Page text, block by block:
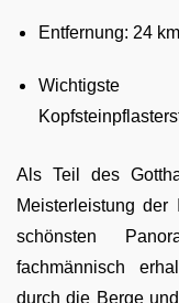
Entfernung: 24 km
Als Teil des
Meisterleistung
schönsten
fachmännisch
durch die Berge